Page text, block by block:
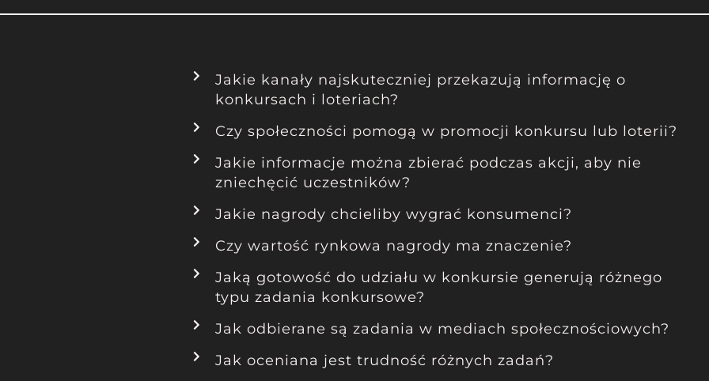
Jakie kanały najskuteczniej przekazują informację o
konkursach i loteriach?
Czy społeczności pomogą w promocji konkursu lub loterii?
Jakie informacje można zbierać podczas akcji, aby nie
zniechęcić uczestników?
Jakie nagrody chcieliby wygrać konsumenci?
Czy wartość rynkowa nagrody ma znaczenie?
Jaką gotowość do udziału w konkursie generują różnego
typu zadania konkursowe?
Jak odbierane są zadania w mediach społecznościowych?
Jak oceniana jest trudność różnych zadań?